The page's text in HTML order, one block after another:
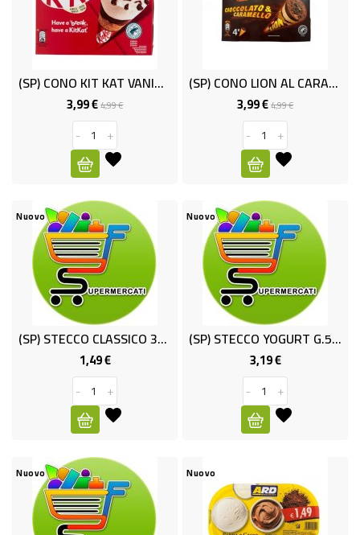
CONSERVATI
CURA
CASA
INSETTICIDI
-
AFFINI
LAVAGGIO
STOVIGLIE
DEODORANTI
DETERSIVI
TESSUTI
DETERGENTI
ACCESSORI
CASA
(SP) CONO KIT KAT VANIGLIA X4 NESTL
3,99 €Prezzo
base
4,99 €Prezzo
-
+
(SP) CONO LION AL CARAMELLO X4 G288
3,99 €Prezzo
base
4,99 €Prezzo
-
+
Nuovo
(SP) STECCO CLASSICO 3X80 GR ARD
1,49 €Prezzo
-
+
Nuovo
(SP) STECCO YOGURT G.50X6 OPTIMO
3,19 €Prezzo
-
+
Nuovo Nuovo